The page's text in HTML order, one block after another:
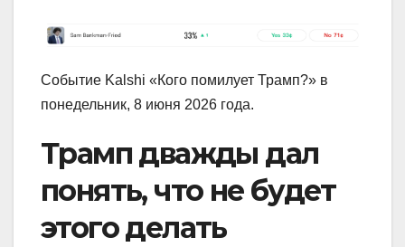
Событие Kalshi «Кого помилует Трамп?» в
понедельник, 8 июня 2026 года.
Трамп дважды дал
понять, что не будет
этого делать